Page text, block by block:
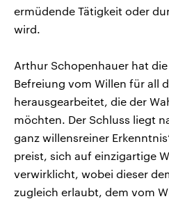
ermüdende Tätigkeit oder
wird.
Arthur Schopenhauer hat
Befreiung vom Willen für all
herausgearbeitet, die der
möchten. Der Schluss liegt
ganz willensreiner
preist, sich auf einzigartige
verwirklicht, wobei dieser
zugleich erlaubt, dem vom